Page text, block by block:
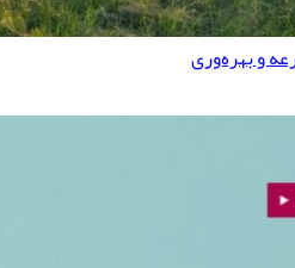
و بهره‌وری